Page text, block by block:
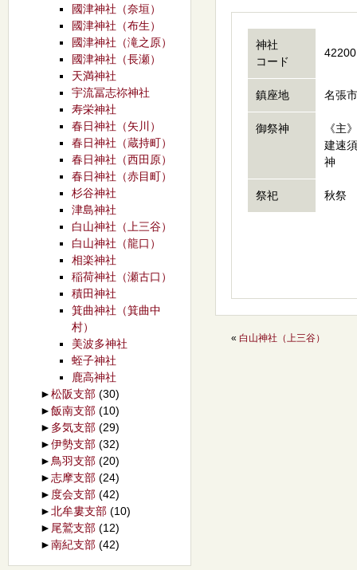
神社
コード
鎮座地 名張
御祭神
《主
建速
神
祭祀 秋祭
« 白山神社（上三谷）
國津神社（奈垣）
國津神社（布生）
國津神社（滝之原）
國津神社（長瀬）
天満神社
宇流冨志祢神社
寿栄神社
春日神社（矢川）
春日神社（蔵持町）
春日神社（西田原）
春日神社（赤目町）
杉谷神社
津島神社
白山神社（上三谷）
白山神社（龍口）
相楽神社
稲荷神社（瀬古口）
積田神社
箕曲神社（箕曲中
村）
美波多神社
蛭子神社
鹿高神社
►松阪支部 (30)
►飯南支部 (10)
► 多気支部 (29)
►伊勢支部 (32)
► 鳥羽支部 (20)
►志摩支部 (24)
► 度会支部 (42)
►北牟婁支部 (10)
► 尾鷲支部 (12)
►南紀支部 (42)